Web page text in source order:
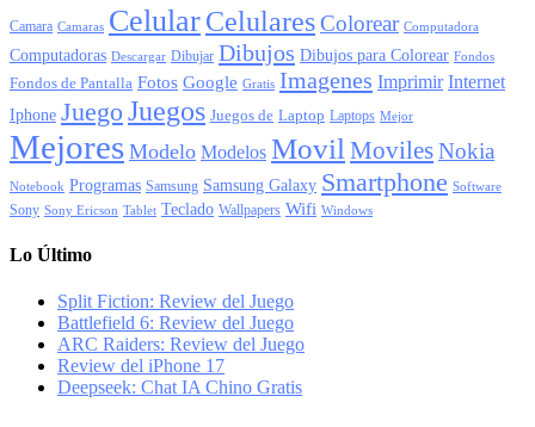
Camara Camaras CelularCelularesColorear Computadora
Computadoras Descargar Dibujar Dibujos Dibujos para Colorear Fondos
Fondos de Pantalla Fotos Google Gratis Imagenes Imprimir Internet
Iphone Juego Juegos Juegos de Laptop Laptops Mejor
Mejores Modelo Modelos Movil MovilesNokia
Notebook Programas Samsung Samsung Galaxy Smartphone Software
Sony Sony Ericson Tablet Teclado Wallpapers Wifi Windows
Lo Último
Split Fiction: Review del Juego
Battlefield 6: Review del Juego
ARC Raiders: Review del Juego
Review del iPhone 17
Deepseek: Chat IA Chino Gratis